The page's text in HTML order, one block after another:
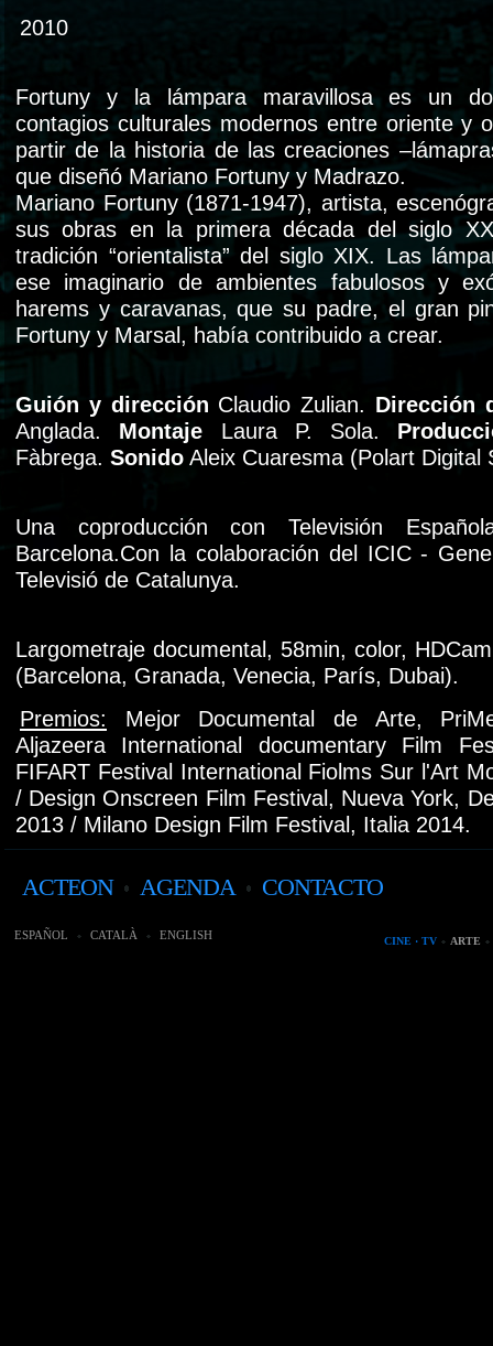
2010
Fortuny y la lámpara maravillosa es un
contagios culturales modernos entre oriente y
partir de la historia de las creaciones
que diseñó Mariano Fortuny y Madrazo.
Mariano Fortuny (1871-1947), artista,
sus obras en la primera década del siglo
tradición “orientalista” del siglo XIX. Las
ese imaginario de ambientes fabulosos y
harems y caravanas, que su padre, el gran
Fortuny y Marsal, había contribuido a crear.
Guión y dirección Claudio Zulian. Dirección
Anglada. Montaje Laura P. Sola.
Fàbrega. Sonido Aleix Cuaresma (Polart Digital
Una coproducción con Televisión
Barcelona.Con la colaboración del ICIC -
Televisió de Catalunya.
Largometraje documental, 58min, color,
(Barcelona, Granada, Venecia, París, Dubai).
Premios: Mejor Documental de Arte,
Aljazeera International documentary Film
FIFART Festival International Fiolms Sur l'Art
/ Design Onscreen Film Festival, Nueva York,
2013 / Milano Design Film Festival, Italia 2014.
ACTEON AGENDA CONTACTO
ESPAÑOL CATALÀ ENGLISH CINE · TV ARTE